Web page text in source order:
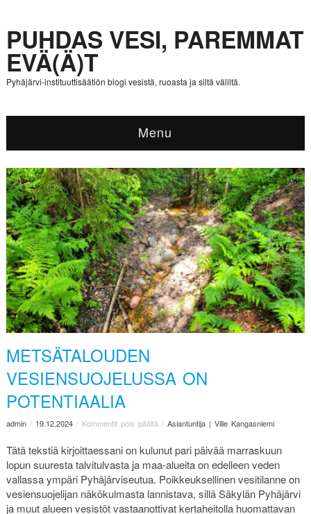
PUHDAS VESI, PAREMMAT
EVÄ(Ä)T
Pyhäjärvi-instituuttisäätiön blogi vesistä, ruoasta ja siltä väliltä.
Menu
METSÄTALOUDEN
VESIENSUOJELUSSA ON
POTENTIAALIA
admin/ 19.12.2024/ Kommentit pois päältä / Asiantuntija | Ville Kangasniemi
Tätä tekstiä kirjoittaessani on kulunut pari päivää marraskuun
lopun suuresta talvitulvasta ja maa-alueita on edelleen veden
vallassa ympäri Pyhäjärviseutua. Poikkeuksellinen vesitilanne on
vesiensuojelijan näkökulmasta lannistava, sillä Säkylän Pyhäjärvi
ja muut alueen vesistöt vastaanottivat kertaheitolla huomattavan